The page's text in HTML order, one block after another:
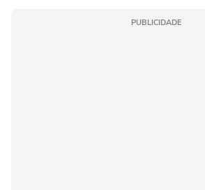
PUBLICIDADE